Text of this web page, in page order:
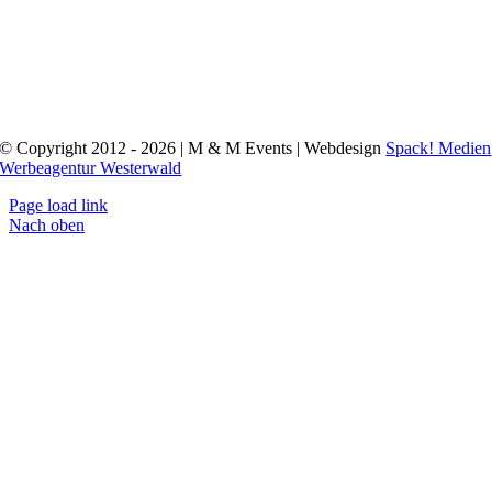
© Copyright 2012 - 2026 | M & M Events | Webdesign Spack! Medien
Werbeagentur Westerwald
Page load link
Nach oben